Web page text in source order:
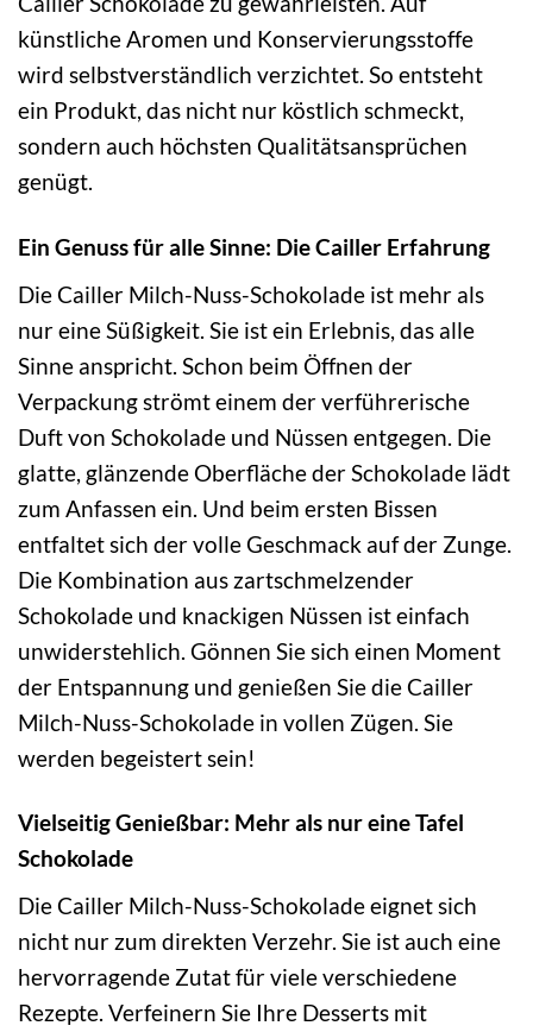
künstliche Aromen und Konservierungsstoffe
wird selbstverständlich verzichtet. So entsteht
ein Produkt, das nicht nur köstlich schmeckt,
sondern auch höchsten Qualitätsansprüchen
genügt.
Ein Genuss für alle Sinne: Die Cailler Erfahrung
Die Cailler Milch-Nuss-Schokolade ist mehr als
nur eine Süßigkeit. Sie ist ein Erlebnis, das alle
Sinne anspricht. Schon beim Öffnen der
Verpackung strömt einem der verführerische
Duft von Schokolade und Nüssen entgegen. Die
glatte, glänzende Oberfläche der Schokolade lädt
zum Anfassen ein. Und beim ersten Bissen
entfaltet sich der volle Geschmack auf der Zunge.
Die Kombination aus zartschmelzender
Schokolade und knackigen Nüssen ist einfach
unwiderstehlich. Gönnen Sie sich einen Moment
der Entspannung und genießen Sie die Cailler
Milch-Nuss-Schokolade in vollen Zügen. Sie
werden begeistert sein!
Vielseitig Genießbar: Mehr als nur eine Tafel
Schokolade
Die Cailler Milch-Nuss-Schokolade eignet sich
nicht nur zum direkten Verzehr. Sie ist auch eine
hervorragende Zutat für viele verschiedene
Rezepte. Verfeinern Sie Ihre Desserts mit